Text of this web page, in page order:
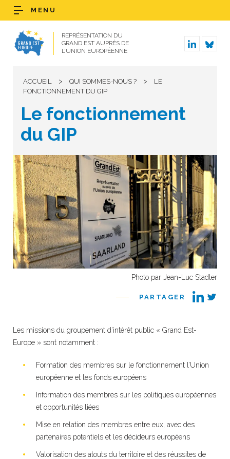
REPRÉSENTATION DU
GRAND EST AUPRÈS DE
L’UNION EUROPÉENNE
MENU
ACCUEIL > QUI SOMMES-NOUS ? >
LE
FONCTIONNEMENT DU GIP
Le fonctionnement
du GIP
Photo par Jean-Luc Stadler
PARTAGER
Les missions du groupement d’intérêt public « Grand Est-
Europe » sont notamment :
Formation des membres sur le fonctionnement l’Union
européenne et les fonds européens
Information des membres sur les politiques européennes
et opportunités liées
Mise en relation des membres entre eux, avec des
partenaires potentiels et les décideurs européens
Valorisation des atouts du territoire et des réussites de